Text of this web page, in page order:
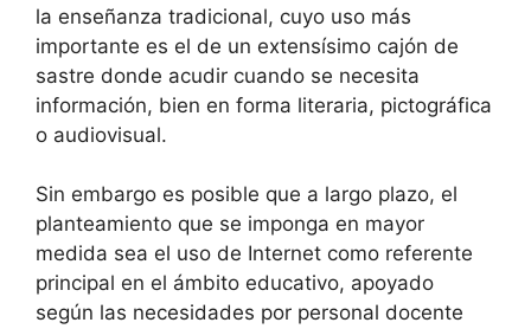
la enseñanza tradicional, cuyo uso más
importante es el de un extensísimo cajón de
sastre donde acudir cuando se necesita
información, bien en forma literaria, pictográfica
o audiovisual.
Sin embargo es posible que a largo plazo, el
planteamiento que se imponga en mayor
medida sea el uso de Internet como referente
principal en el ámbito educativo, apoyado
según las necesidades por personal docente